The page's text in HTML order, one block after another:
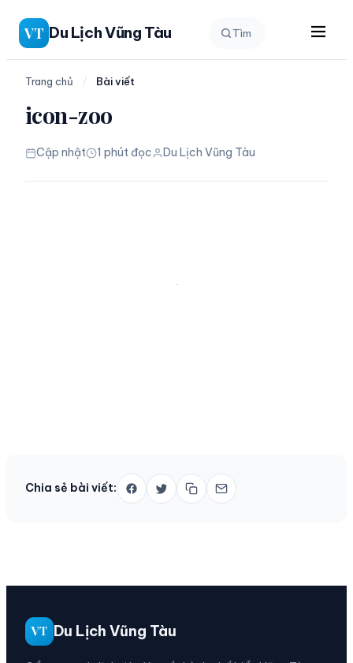
Chuyển
đến
phần
dung
VT Du Lịch Vũng Tàu Tìm
Trang chủ / Bài viết
icon-zoo
Cập nhật 1 phút đọc Du Lịch Vũng Tàu
Chia sẻ bài viết:
VT Du Lịch Vũng Tàu